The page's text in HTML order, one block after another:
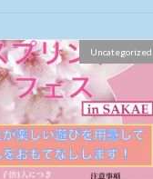
Uncategorized